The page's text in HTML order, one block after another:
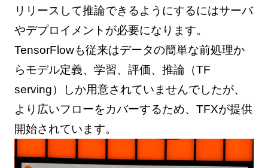
リリースして推論できるようにするにはサーバ
やデプロイメントが必要になります。
TensorFlowも従来はデータの簡単な前処理か
らモデル定義、学習、評価、推論（TF
serving）しか用意されていませんでしたが、
より広いフローをカバーするため、TFXが提供
開始されています。